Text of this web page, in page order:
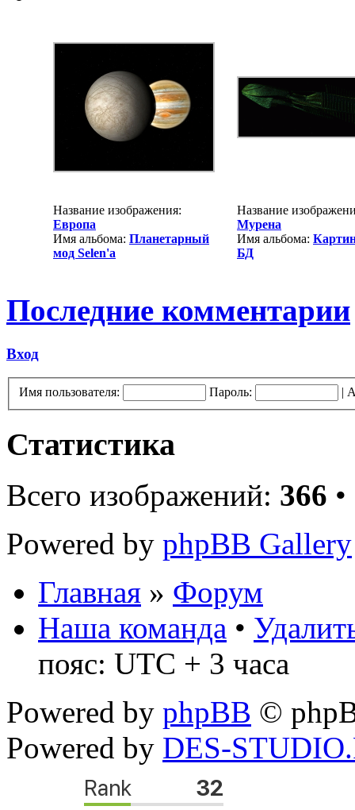
Название изображения:
Европа
Имя альбома: Планетарный
мод Selen'a
Название
Мурена
Имя альбома:
БД
Последние комментарии
Вход
Имя пользователя: Пароль: |
Статистика
Всего изображений: 366
Powered by phpBB Gallery
Главная » Форум
Наша команда •
пояс: UTC + 3 часа
Powered by phpBB ©
Powered by DES-